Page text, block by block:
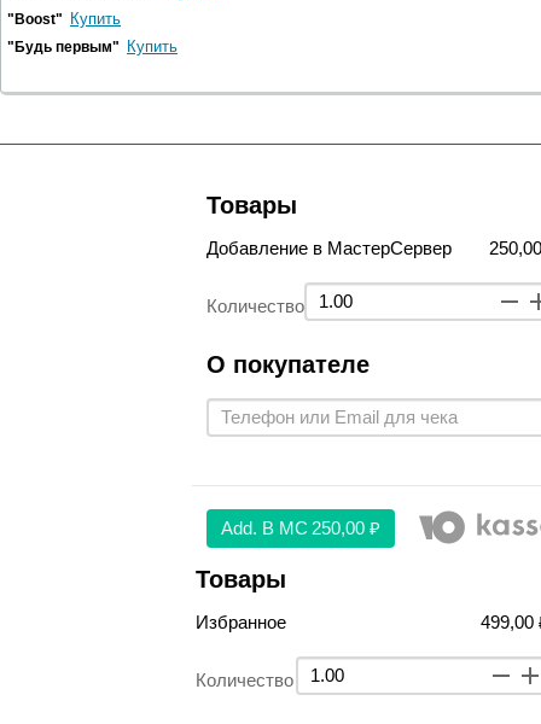
"Boost" Купить
"Будь первым" Купить
Товары
Добавление в МастерСервер
Количество
О покупателе
Аdd. В МС 250,00 ₽
Товары
Избранное 499,00
Количество